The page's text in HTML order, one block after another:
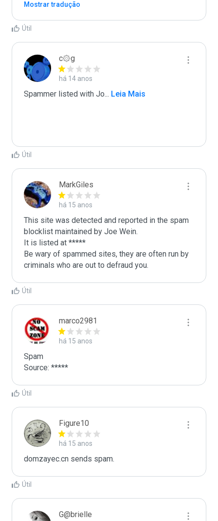
Mostrar tradução
Útil
c۞g
há 14 anos
Spammer listed with Jo... Leia Mais
Útil
MarkGiles
há 15 anos
This site was detected and reported in the spam
blocklist maintained by Joe Wein.
It is listed at *****
Be wary of spammed sites, they are often run by
criminals who are out to defraud you.
Útil
marco2981
há 15 anos
Spam
Source: *****
Útil
Figure10
há 15 anos
domzayec.cn sends spam.
Útil
G@brielle